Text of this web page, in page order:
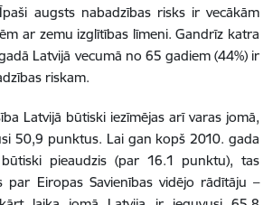
augsts nabadzības risks ir vecākām
ar zemu izglītības līmeni. Gandrīz katra
Latvijā vecumā no 65 gadiem (44%) ir
riskam.
Latvijā būtiski iezīmējas arī varas jomā,
50,9 punktus. Lai gan kopš 2010. gada
pieaudzis (par 16.1 punktu), tas
par Eiropas Savienības vidējo rādītāju –